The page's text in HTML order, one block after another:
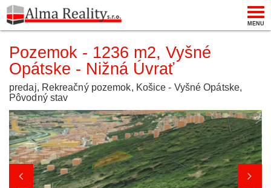
MENU
Pozemok - 1236 m2, Vyšné
Opátske - Nižná Úvrať
predaj, Rekreačný pozemok, Košice - Vyšné Opátske,
Pôvodný stav